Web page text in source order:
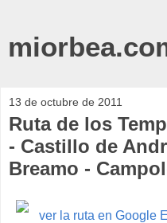
13 de octubre de 2011
Ruta de los
- Castillo de
Breamo -
ver la ruta en Google